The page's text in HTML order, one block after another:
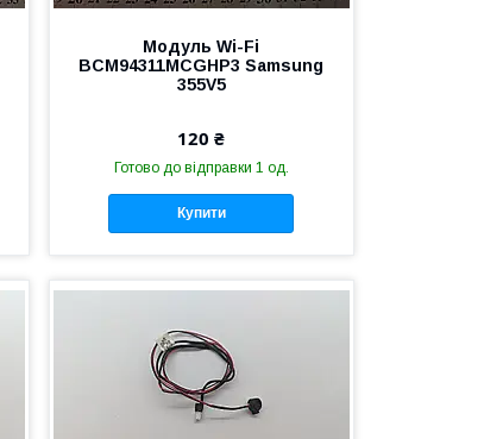
Модуль Wi-Fi
BCM94311MCGHP3 Samsung
355V5
120 ₴
Готово до відправки 1 од.
Купити